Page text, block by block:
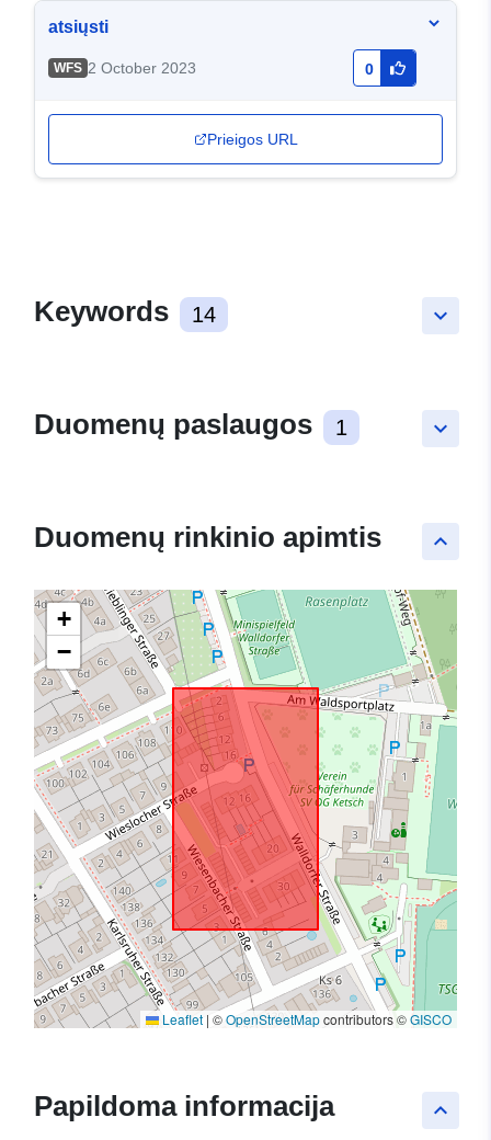
atsiųsti
WFS 2 October 2023 0
Prieigos URL
keyboard_arrow_down
Keywords 14
keyboard_arrow_down
Duomenų paslaugos 1
keyboard_arrow_up
Duomenų rinkinio apimtis
+
−
Leaflet | ©OpenStreetMapcontributors ©GISCO
keyboard_arrow_up
Papildoma informacija